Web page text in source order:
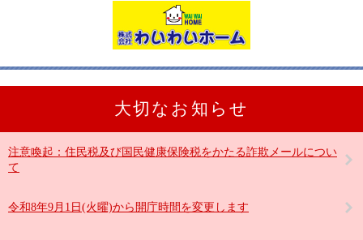
大切なお知らせ
注意喚起：住民税及び国民健康保険税をかたる詐欺メールについ
て
令和8年9月1日(火曜)から開庁時間を変更します